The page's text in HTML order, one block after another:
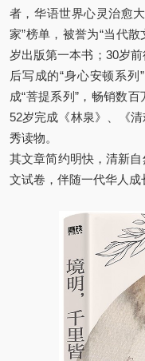
者，华语世界心灵治愈
家”榜单，被誉为“当代
岁出版第一本书；30岁
后写成的“身心安顿系
成“菩提系列”，畅销数
52岁完成《林泉》、《
秀读物。
其文章简约明快，清新
文试卷，伴随一代华人成